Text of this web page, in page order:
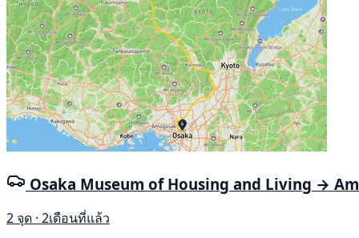
Osaka Museum of Housing and Living →
2 จุด · 2เดือนที่แล้ว